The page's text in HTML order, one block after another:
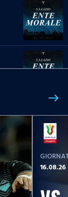
east
16.08.26